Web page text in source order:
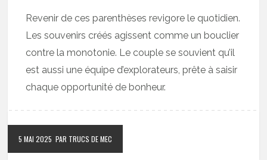
Revenir de ces parenthèses revigore le quotidien.
Les souvenirs créés agissent comme un bouclier
contre la monotonie. Le couple se souvient qu’il
est aussi une équipe d’explorateurs, prête à saisir
chaque opportunité de bonheur.
5 MAI 2025 PAR TRUCS DE MEC